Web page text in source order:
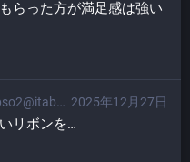
らった方が満足感は強い
2025年12月27日
リボンを…